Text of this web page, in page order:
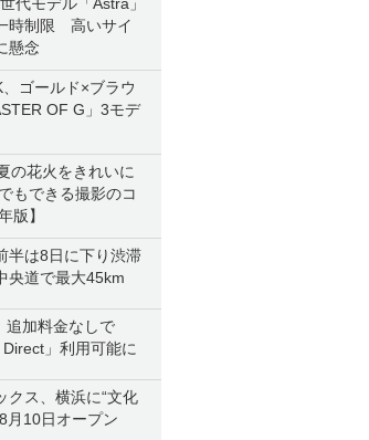
時制限 高いサイ
懸念
ゴールド×ブラウ
OF G」3モデ
の花火をきれいに
もできる撮影のコ
版】
半は8日に下り渋滞
道で最大45km
追加料金なしで
Direct」利用可能に
クス、横浜に“文化
月10日オープン